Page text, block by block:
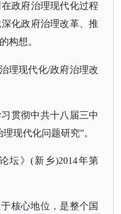
政府治理现代化过程
化政府治理改革、推
构想。
理现代化/政府治理改
贯彻中共十八届三中
理现代化问题研究”。
坛》(新乡)2014年第
核心地位，是整个国